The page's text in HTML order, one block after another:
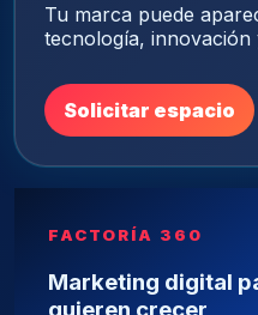
Tu marca puede
tecnología, innovación
Solicitar espacio
FACTORÍA 360
Marketing digital
quieren crecer